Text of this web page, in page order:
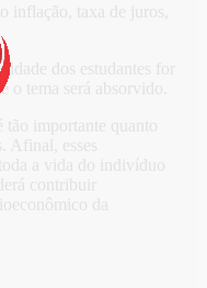
inflação, taxa de juros,
dos estudantes for
o tema será absorvido.
tão importante quanto
Afinal, esses
a vida do indivíduo
contribuir
da